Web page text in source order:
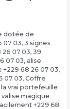
dotée de
07 03, 3 signes
26 07 03, 39
07 03, alise
+229 68 26 07 03,
07 03, Coffre
vrai portefeuille
magique
+229 68